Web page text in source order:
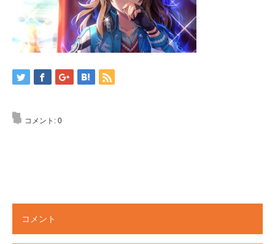
コメント: 0
コメント